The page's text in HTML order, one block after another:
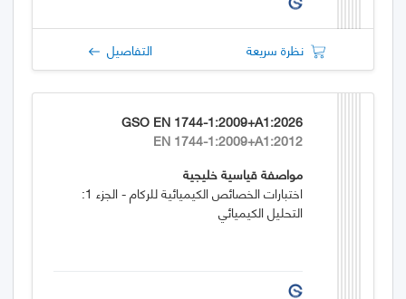
نظرة سريعة التفاصيل
GSO EN 1744-1:2009+A1:2026
EN 1744-1:2009+A1:2012
مواصفة قياسية خليجية
اختبارات الخصائص الكيميائية للركام - الجزء 1:
التحليل الكيميائي